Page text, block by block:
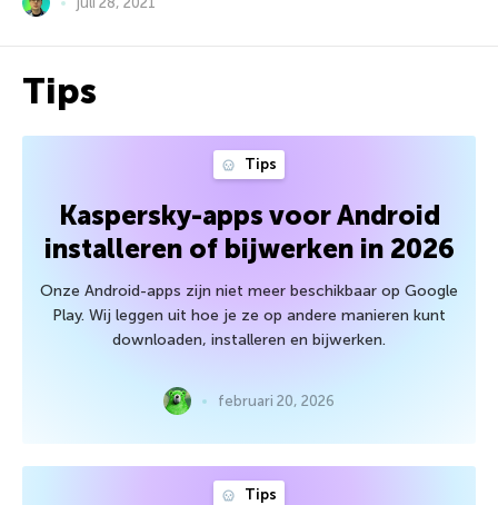
Tips
Tips
Kaspersky-apps voor Android
installeren of bijwerken in 2026
Onze Android-apps zijn niet meer beschikbaar op Google
Play. Wij leggen uit hoe je ze op andere manieren kunt
downloaden, installeren en bijwerken.
februari 20, 2026
Tips